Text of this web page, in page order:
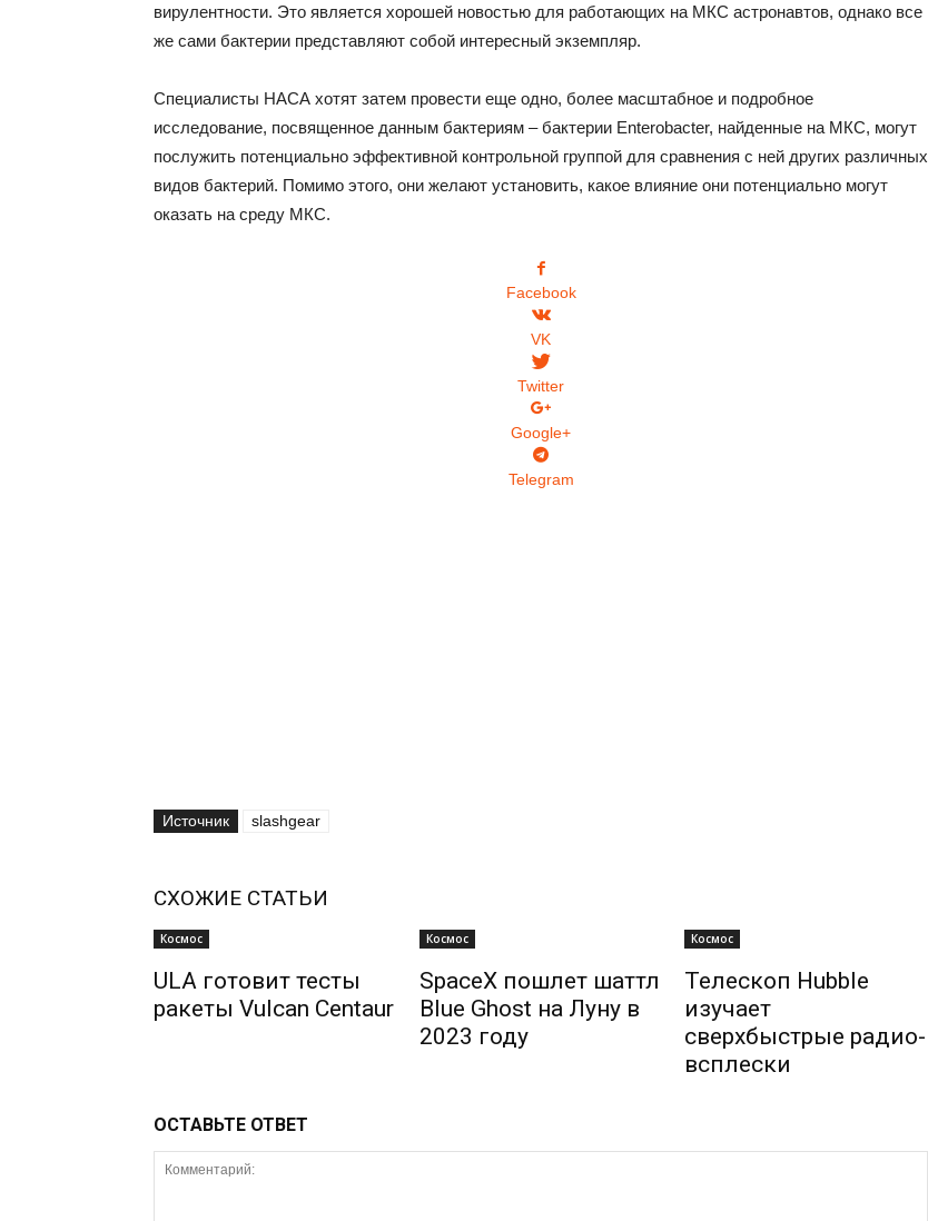
вирулентности. Это является хорошей новостью для работающих на МКС астронавтов, однако все
же сами бактерии представляют собой интересный экземпляр.
Специалисты НАСА хотят затем провести еще одно, более масштабное и подробное
исследование, посвященное данным бактериям – бактерии Enterobacter, найденные на МКС, могут
послужить потенциально эффективной контрольной группой для сравнения с ней других различных
видов бактерий. Помимо этого, они желают установить, какое влияние они потенциально могут
оказать на среду МКС.
Facebook
VK
Twitter
Google+
Telegram
Источник slashgear
СХОЖИЕ СТАТЬИ
Космос
ULA готовит тесты
ракеты Vulcan Centaur
Космос
SpaceX пошлет шаттл
Blue Ghost на Луну в
2023 году
Космос
Телескоп Hubble
изучает
сверхбыстрые радио-
всплески
ОСТАВЬТЕ ОТВЕТ